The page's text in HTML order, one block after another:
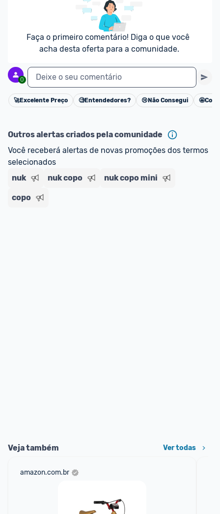
Faça o primeiro comentário! Diga o que você
acha desta oferta para a comunidade.
0 Deixe o seu comentário
Cancelar
🚀Excelente Preço 🧐Entendedores? 😢 Não Consegui 🤩
Outros alertas criados pela comunidade
Você receberá alertas de novas promoções dos termos
selecionados
nuk
nuk copo nuk copo mini
copo
Veja também Ver todas
amazon.com.br